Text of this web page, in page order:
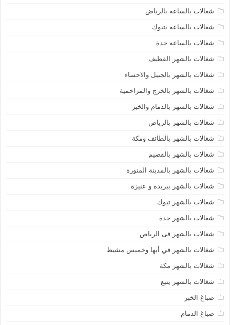
شغالات بالساعه بالرياض
شغالات بالساعه بتبوك
شغالات بالساعه جدة
شغالات بالشهر القطيف
شغالات بالشهر بالجبيل والاحساء
شغالات بالشهر بالخرج والمزاحمية
شغالات بالشهر بالدمام والخبر
شغالات بالشهر بالرياض
شغالات بالشهر بالطائف ومكة
شغالات بالشهر بالقصيم
شغالات بالشهر بالمدينة المنورة
شغالات بالشهر ببريدة و عنيزة
شغالات بالشهر تبوك
شغالات بالشهر جدة
شغالات بالشهر فى الرياض
شغالات بالشهر في أبها وخميس مشيط
شغالات بالشهر مكة
شغالات بالشهر ينبع
صباغ الخبر
صباغ الدمام